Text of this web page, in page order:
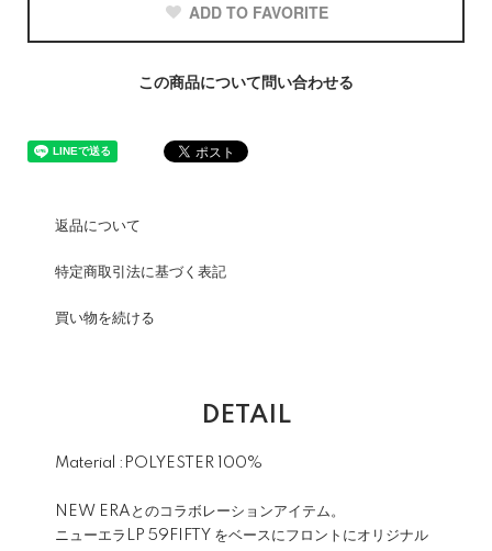
ADD TO FAVORITE
この商品について問い合わせる
返品について
特定商取引法に基づく表記
買い物を続ける
DETAIL
Material :POLYESTER 100%
NEW ERAとのコラボレーションアイテム。
ニューエラLP 59FIFTY をベースにフロントにオリジナル